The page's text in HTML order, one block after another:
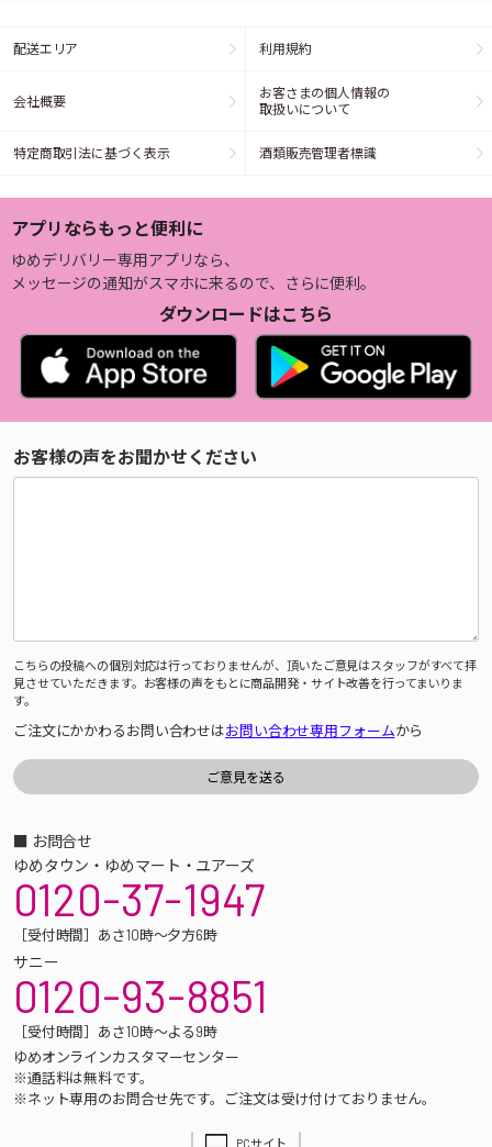
配送エリア 利用規約
会社概要
お客さまの個人情報の
取扱いについて
特定商取引法に基づく表示 酒類販売管理者標識
アプリならもっと便利に
ゆめデリバリー専用アプリなら、
メッセージの通知がスマホに来るので、さらに便利。
ダウンロードはこちら
お客様の声をお聞かせください
こちらの投稿への個別対応は行っておりませんが、頂いたご意見はスタッフがすべて拝
見させていただきます。お客様の声をもとに商品開発・サイト改善を行ってまいりま
す。
ご注文にかかわるお問い合わせはお問い合わせ専用フォームから
■ お問合せ
ゆめタウン・ゆめマート・ユアーズ
0120-37-1947
［受付時間］あさ10時～夕方6時
サニー
0120-93-8851
［受付時間］あさ10時～よる9時
ゆめオンラインカスタマーセンター
※通話料は無料です。
※ネット専用のお問合せ先です。ご注文は受け付けておりません。
PCサイト